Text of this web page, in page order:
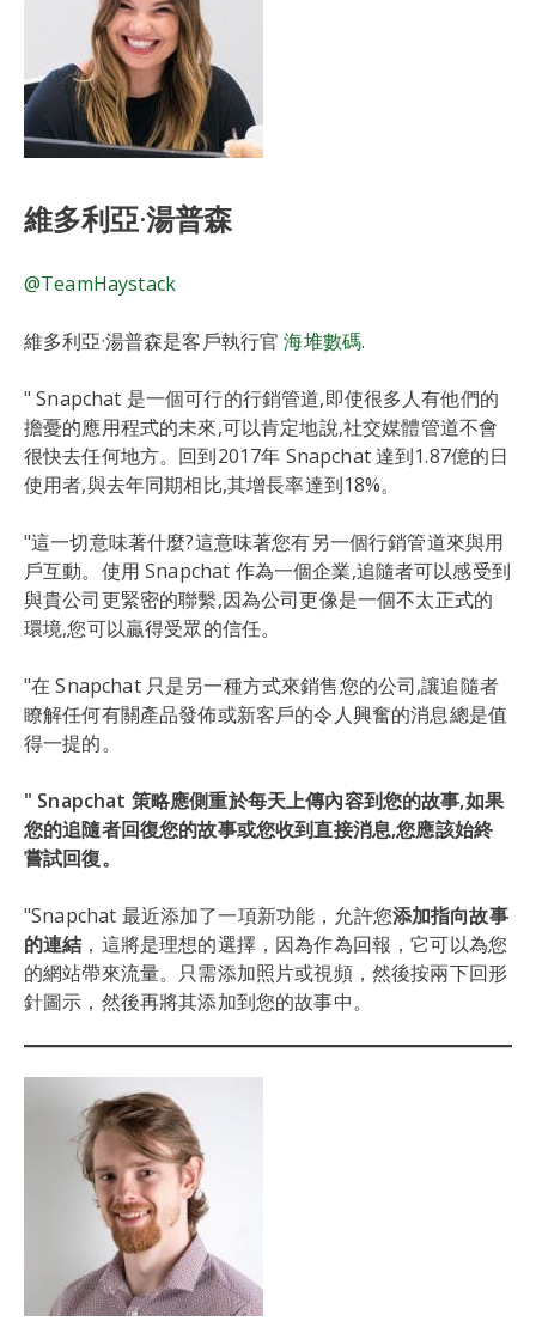
維多利亞·湯普森
@TeamHaystack
維多利亞·湯普森是客戶執行官海堆數碼.
" Snapchat 是一個可行的行銷管道,即使很多人有他們的
擔憂的應用程式的未來,可以肯定地說,社交媒體管道不會
很快去任何地方。回到2017年 Snapchat 達到1.87億的日
使用者,與去年同期相比,其增長率達到18%。
"這一切意味著什麼?這意味著您有另一個行銷管道來與用
戶互動。使用 Snapchat 作為一個企業,追隨者可以感受到
與貴公司更緊密的聯繫,因為公司更像是一個不太正式的
環境,您可以贏得受眾的信任。
"在 Snapchat 只是另一種方式來銷售您的公司,讓追隨者
瞭解任何有關產品發佈或新客戶的令人興奮的消息總是值
得一提的。
" Snapchat 策略應側重於每天上傳內容到您的故事,如果
您的追隨者回復您的故事或您收到直接消息,您應該始終
嘗試回復。
"Snapchat 最近添加了一項新功能，允許您添加指向故事
的連結 ，這將是理想的選擇，因為作為回報，它可以為您
的網站帶來流量。只需添加照片或視頻，然後按兩下回形
針圖示，然後再將其添加到您的故事中。